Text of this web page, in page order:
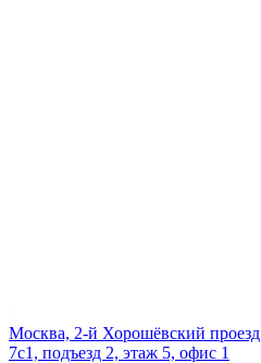
Москва, 2-й Хорошёвский проезд
7с1, подъезд 2, этаж 5, офис 1